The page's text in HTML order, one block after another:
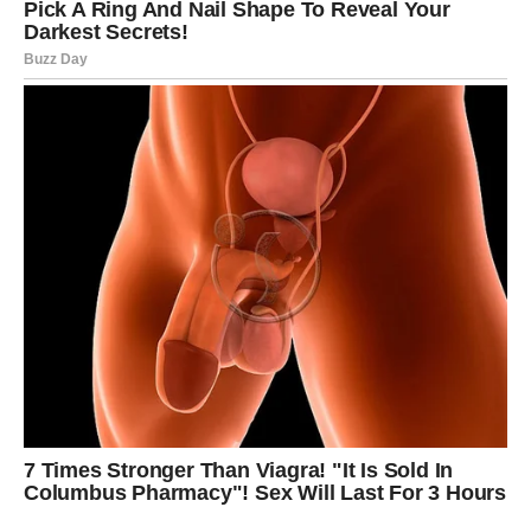
će druge pokazati svoje prave slabosti.
Povratak prošlosti koji niste očekivali
Postoji velika mogućnost da se u vaš život vrati osoba za
koju ste verovali da je zauvek otišla.
To ne znači nužno pomirenje, ali znači suočavanje sa
emocijama koje još uvek postoje negde duboko u vama.
Upravo taj susret ili kontakt pokazaće vam koliko ste se
promenili i koliko ste danas drugačija osoba.
Biće to trenutak koji će izazvati šok, ali i doneti važne
odgovore.
Promene na poslovnom planu